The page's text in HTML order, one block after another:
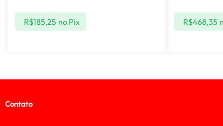
R$185,25 no Pix R$468,35
Contato